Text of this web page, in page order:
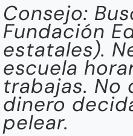
Consejo:
Fundación
estatales).
escuela
trabajas. No
dinero
pelear.